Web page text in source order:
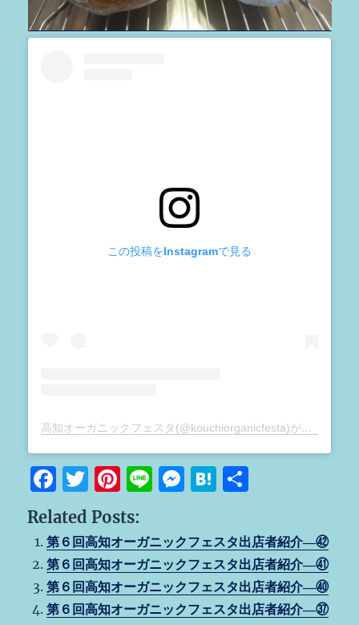
この投稿をInstagramで見る
高知オーガニックフェスタ(@kouchiorganicfesta)がシェアした投稿
F
a
c
e
b
o
T
w
it
te
r
Pi
n
te
re
st
Li
e
M
ss
e
n
g
H
e
n
a
Related Posts:
第６回高知オーガニックフェスタ出店者紹介―㊷
第６回高知オーガニックフェスタ出店者紹介―㊶
第６回高知オーガニックフェスタ出店者紹介―㊵
第６回高知オーガニックフェスタ出店者紹介―㊲